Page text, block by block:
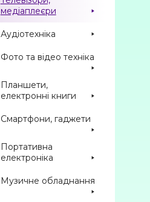
медіаплеєри
Аудіотехніка
Фото та відео техніка
Планшети,
електронні книги
Смартфони, гаджети
Портативна
електроніка
Музичне обладнання